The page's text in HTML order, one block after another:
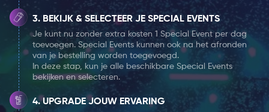
overgaat in het nachtleven van Amsterdam.
BEKIJK & SELECTEER JE SPECIAL EVENTS
Je kunt nu zonder extra kosten 1 Special Event per dag
toevoegen. Special Events kunnen ook na het afronden
van je bestelling worden toegevoegd.
In deze stap, kun je alle beschikbare Special Events
bekijken en selecteren.
UPGRADE JOUW ERVARING